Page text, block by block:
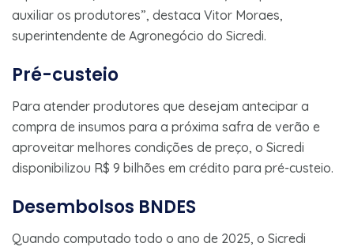
auxiliar os produtores”, destaca Vitor Moraes,
superintendente de Agronegócio do Sicredi.
Pré-custeio
Para atender produtores que desejam antecipar a
compra de insumos para a próxima safra de verão e
aproveitar melhores condições de preço, o Sicredi
disponibilizou R$ 9 bilhões em crédito para pré-custeio.
Desembolsos BNDES
Quando computado todo o ano de 2025, o Sicredi